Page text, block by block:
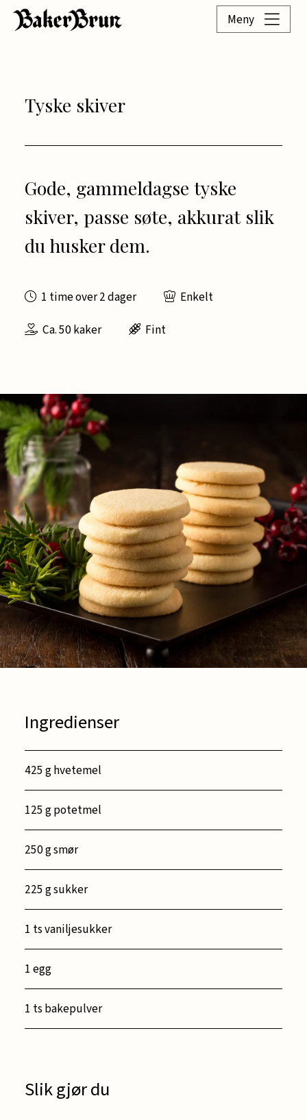
Meny
Tyske skiver
Gode, gammeldagse tyske
skiver, passe søte, akkurat slik
du husker dem.
1 time over 2 dager
Enkelt
Ca. 50 kaker
Fint
Ingredienser
425 g hvetemel
125 g potetmel
250 g smør
225 g sukker
1 ts vaniljesukker
1 egg
1 ts bakepulver
Slik gjør du